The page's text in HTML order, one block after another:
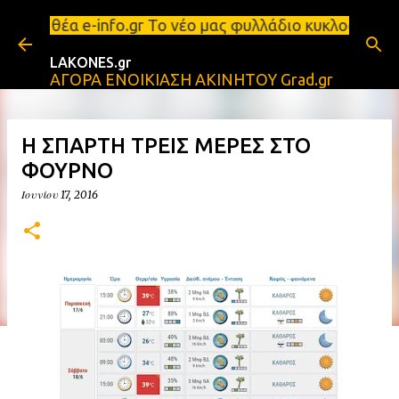
Μετάβαση στο κύριο περιεχόμενο
e-info.gr Το νέο μας φυλλάδιο
LAKONES.gr
ΑΓΟΡΑ ΕΝΟΙΚΙΑΣΗ ΑΚΙΝΗΤΟΥ Grad.gr
Η ΣΠΑΡΤΗ ΤΡΕΙΣ ΜΕΡΕΣ ΣΤΟ
ΦΟΥΡΝΟ
Ιουνίου 17, 2016